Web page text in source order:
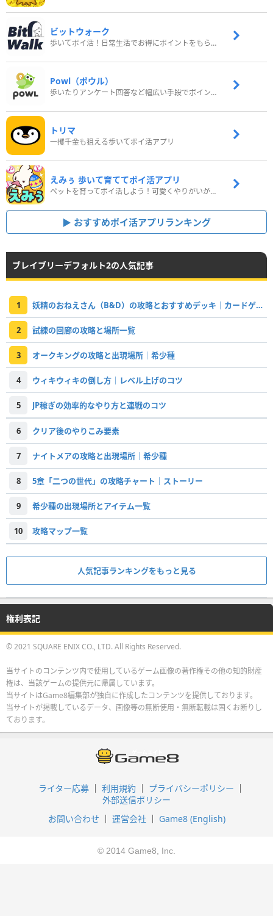
ビットウォーク
歩いてポイ活！日常生活でお得にポイントをもらおう
Powl（ポウル）
歩いたりアンケート回答など幅広い手段でポイントをゲット
トリマ
一攫千金も狙える歩いてポイ活アプリ
えみぅ 歩いて育ててポイ活アプリ
ペットを育ってポイ活しよう！可愛くやりがいがある新感覚アプリ
おすすめポイ活アプリランキング
ブレイブリーデフォルト2の人気記事
1 妖精のおねえさん（B&D）の攻略とおすすめデッキ｜カードゲーム
2 試練の回廊の攻略と場所一覧
3 オークキングの攻略と出現場所｜希少種
4 ウィキウィキの倒し方｜レベル上げのコツ
5 JP稼ぎの効率的なやり方と連戦のコツ
6 クリア後のやりこみ要素
7 ナイトメアの攻略と出現場所｜希少種
8 5章「二つの世代」の攻略チャート｜ストーリー
9 希少種の出現場所とアイテム一覧
10 攻略マップ一覧
人気記事ランキングをもっと見る
権利表記
© 2021 SQUARE ENIX CO., LTD. All Rights Reserved.
当サイトのコンテンツ内で使用しているゲーム画像の著作権その他の知的財産
権は、当該ゲームの提供元に帰属しています。
当サイトはGame8編集部が独自に作成したコンテンツを提供しております。
当サイトが掲載しているデータ、画像等の無断使用・無断転載は固くお断りし
ております。
ライター応募 利用規約
プライバシーポリシー
外部送信ポリシー
お問い合わせ
運営会社 Game8 (English)
© 2014 Game8, Inc.